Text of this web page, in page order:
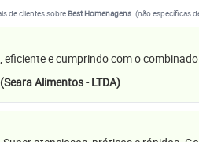
de clientes sobreBest Homenagens. (não específicas
e cumprindo com o
Alimentos - LTDA)